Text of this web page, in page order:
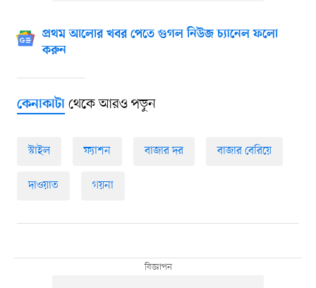
প্রথম আলোর খবর পেতে গুগল নিউজ চ্যানেল ফলো
করুন
কেনাকাটাথেকে আরও পড়ুন
স্টাইল ফ্যাশন বাজার দর বাজার বেরিয়ে
দাওয়াত গয়না